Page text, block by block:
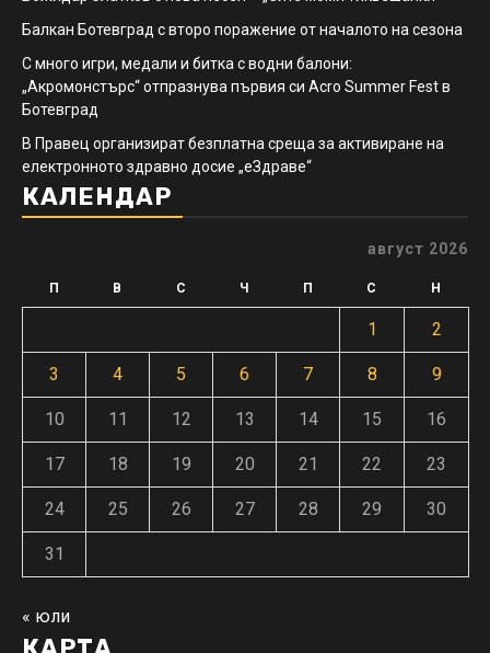
Балкан Ботевград с второ поражение от началото на сезона
С много игри, медали и битка с водни балони:
„Акромонстърс“ отпразнува първия си Acro Summer Fest в
Ботевград
В Правец организират безплатна среща за активиране на
електронното здравно досие „еЗдраве“
КАЛЕНДАР
август 2026
П В С Ч П С Н
1 2
3 4 5 6 7 8 9
10 11 12 13 14 15 16
17 18 19 20 21 22 23
24 25 26 27 28 29 30
31
« юли